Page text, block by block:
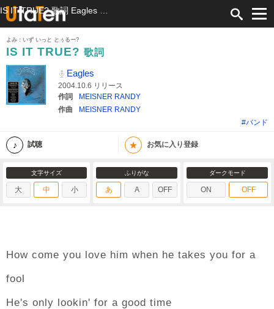
よみ：いず いっと とぅるー?
IS IT TRUE? 歌詞
Eagles
2004.10.6 リリース
作詞
MEISNER RANDY
作曲
MEISNER RANDY
#バンド
試聴 ★ お気に入り登録
文字サイズ
大 中 小
ふりがな
あ A OFF
ダークモード
ON OFF
How come you love him when he takes you for a
fool
He's only lookin' for a good time